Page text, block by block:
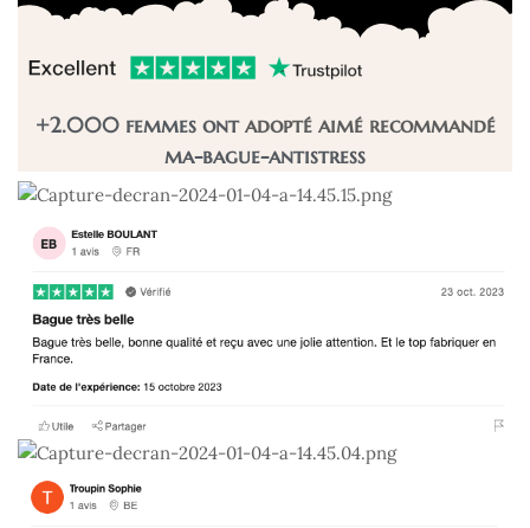
+2.000 femmes ontadopté aimé recommandé
ma-bague-antistress